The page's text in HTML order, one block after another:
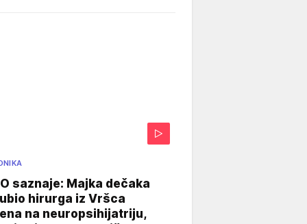
saznaje: Majka dečaka
hirurga iz Vršca
na neuropsihijatriju,